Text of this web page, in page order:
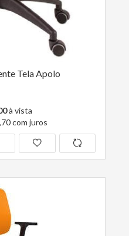
Tela Apolo
à vista
com juros